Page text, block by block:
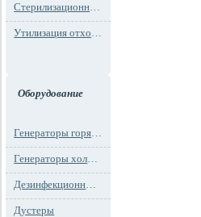
Стерилизационная упаковка
Утилизация отходов
Оборудование
Генераторы горячего тумана
Генераторы холодного тумана
Дезинфекционные установки
Дустеры